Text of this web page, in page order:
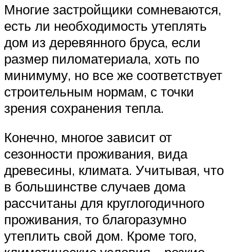
Многие застройщики сомневаются,
есть ли необходимость утеплять
дом из деревянного бруса, если
размер пиломатериала, хоть по
минимуму, но все же соответствует
строительным нормам, с точки
зрения сохранения тепла.
Конечно, многое зависит от
сезонности проживания, вида
древесины, климата. Учитывая, что
в большинстве случаев дома
рассчитаны для круглогодичного
проживания, то благоразумно
утеплить свой дом. Кроме того,